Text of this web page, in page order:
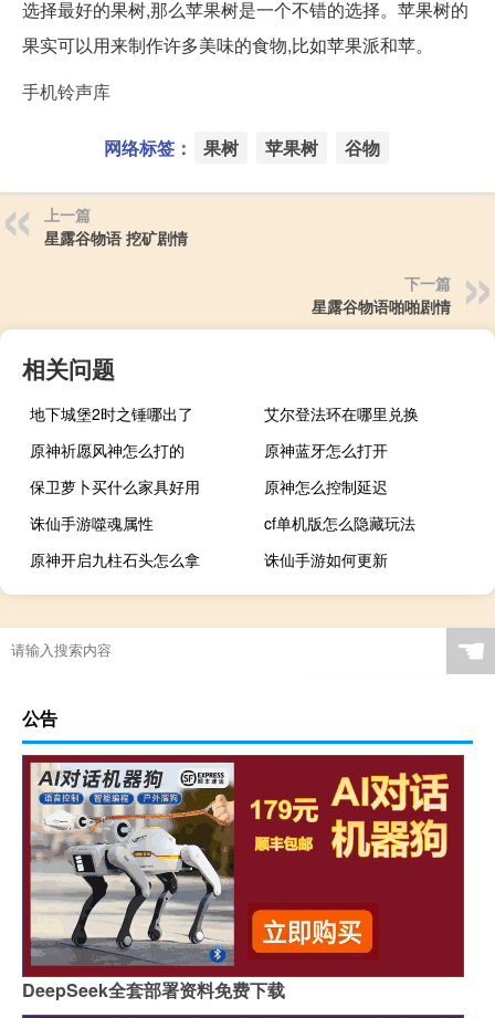
选择最好的果树,那么苹果树是一个不错的选择。苹果树的
果实可以用来制作许多美味的食物,比如苹果派和苹。
手机铃声库
网络标签： 果树 苹果树 谷物
上一篇
星露谷物语 挖矿剧情
下一篇
星露谷物语啪啪剧情
相关问题
地下城堡2时之锤哪出了
艾尔登法环在哪里兑换
原神祈愿风神怎么打的
原神蓝牙怎么打开
保卫萝卜买什么家具好用
原神怎么控制延迟
诛仙手游噬魂属性
cf单机版怎么隐藏玩法
原神开启九柱石头怎么拿
诛仙手游如何更新
☚
公告
DeepSeek全套部署资料免费下载